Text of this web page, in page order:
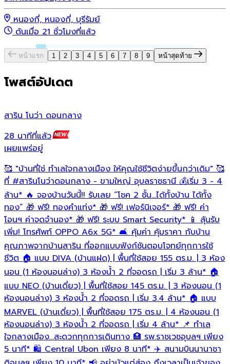
หนองกี่, หนองกี่, บุรีรัมย์
ดันเมื่อ 21 ชั่วโมงที่แล้ว
หน้าแรก 1 2 3 4 5 6 7 8 9 หน้าสุดท้าย
โพสต์อัปเดต
สาริน โนว่า ดอนกลาง
28 นาทีที่แล้ว
เผยแพร่อยู่
🥰 "บ้านที่ใช่ ทำเลใจกลางเมือง ให้คุณใช้ชีวิตง่ายขึ้นกว่าเดิม" 🥰
ที่#สารินโนว่าดอนกลาง- ขามใหญ่ อุบลราชธานี 💰เริ่ม 3 - 4
ล้าน* 🔥 จองบ้านวันนี้!! รับเลย “โชค 2 ชั้น…ได้ทั้งบ้าน ได้ทั้ง
ทอง” 🎁 ฟรี! ทองคำแท่ง* 🎁 ฟรี! เฟอร์นิเจอร์* 🎁 ฟรี! ค่า
โอนฯ ค่าจดจำนอง* 🎁 ฟรี! ระบบ Smart Security* 📱 ลุ้นรับ
เพิ่ม! โทรศัพท์ OPPO A6x 5G* 🛋️ คุ้มค่า คุ้มราคา กับบ้าน
คุณภาพจากบ้านสาริน ที่ออกแบบฟังก์ชันตอบโจทย์ทุกการใช้
ชีวิต 🏠 แบบ DIVA (บ้านแฝด) | พื้นที่ใช้สอย 155 ตร.ม. | 3 ห้อง
นอน (1 ห้องนอนล่าง) 3 ห้องน้ำ 2 ที่จอดรถ | เริ่ม 3 ล้าน* 🏠
แบบ NEO (บ้านเดี่ยว) | พื้นที่ใช้สอย 145 ตร.ม. | 3 ห้องนอน (1
ห้องนอนล่าง) 3 ห้องน้ำ 2 ที่จอดรถ | เริ่ม 3.4 ล้าน* 🏠 แบบ
MARVEL (บ้านเดี่ยว) | พื้นที่ใช้สอย 175 ตร.ม. | 4 ห้องนอน (1
ห้องนอนล่าง) 3 ห้องน้ำ 2 ที่จอดรถ | เริ่ม 4 ล้าน* 📌 ทำเล
ใจกลางเมือง…สะดวกทุกการเดินทาง 🏥 รพ.ราชเวชอุบลฯ เพียง
5 นาที* 🛍️ Central Ubon เพียง 8 นาที* ✈️ สนามบินนานาชา